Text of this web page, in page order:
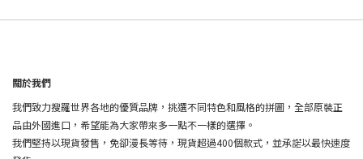
關於我們
我們致力搜羅世界各地的優質品牌，挑選不同特色和風格的拼圖，全部原裝正
品由外國進口，希望能為大家帶來多一點不一樣的選擇。
我們堅持以現貨發售，免卻漫長等待，現貨超過400個款式，並承諾以最快速度